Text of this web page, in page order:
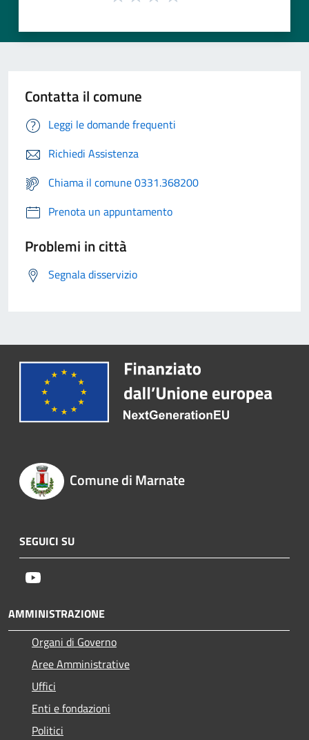
Contatta il comune
Leggi le domande frequenti
Richiedi Assistenza
Chiama il comune 0331.368200
Prenota un appuntamento
Problemi in città
Segnala disservizio
Comune di Marnate
SEGUICI SU
AMMINISTRAZIONE
Organi di Governo
Aree Amministrative
Uffici
Enti e fondazioni
Politici